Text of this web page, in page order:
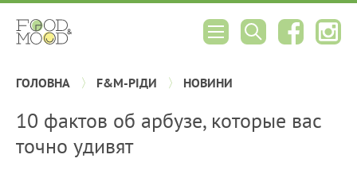
ГОЛОВНА F&M-РІДИ НОВИНИ
10 фактов об арбузе, которые вас
точно удивят